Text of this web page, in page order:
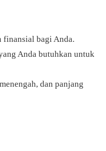
finansial bagi Anda.
Anda butuhkan untuk
dan panjang